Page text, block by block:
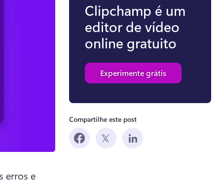
erros e
Clipchamp é um
editor de vídeo
online gratuito
Experimente grátis
Compartilhe este post